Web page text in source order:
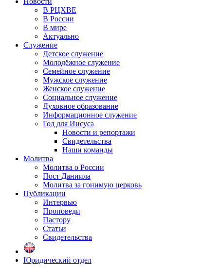
В РЦХВЕ
В России
В мире
Актуально
Служение
Детское служение
Молодёжное служение
Семейное служение
Мужское служение
Женское служение
Социальное служение
Духовное образование
Информационное служение
Год для Иисуса
Новости и репортажи
Свидетельства
Наши команды
Молитва
Молитва о России
Пост Даниила
Молитва за гонимую церковь
Публикации
Интервью
Проповеди
Пастору
Статьи
Свидетельства
Юридический отдел